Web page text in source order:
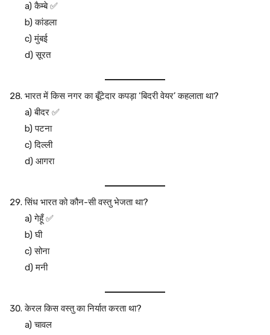
a) कैम्बे ✅
b) कांडला
c) मुंबई
d) सूरत
भारत में किस नगर का बूँटेदार कपड़ा ‘बिदरी वेयर’ कहलाता था?
a) बीदर ✅
b) पटना
c) दिल्ली
d) आगरा
सिंध भारत को कौन-सी वस्तु भेजता था?
a) गेहूँ ✅
b) घी
c) सोना
d) मनी
केरल किस वस्तु का निर्यात करता था?
a) चावल